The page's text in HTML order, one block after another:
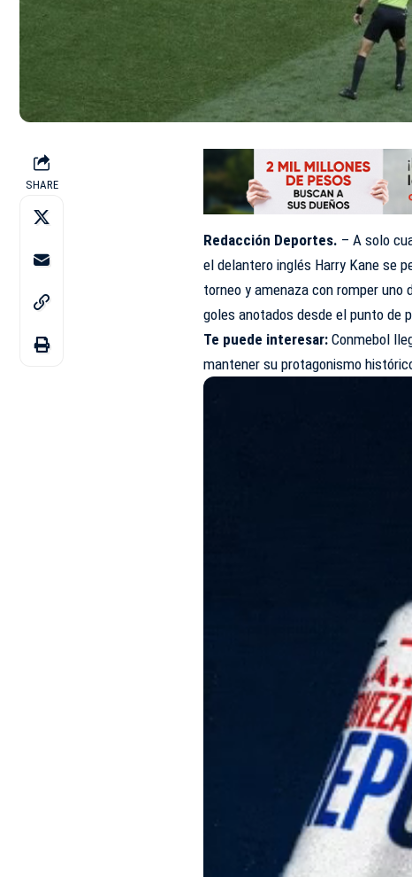
SHARE
Redacción Deportes. – A solo
el delantero inglés Harry Kane se
torneo y amenaza con romper
goles anotados desde el punto de
Te puede interesar: Conmebol
mantener su protagonismo